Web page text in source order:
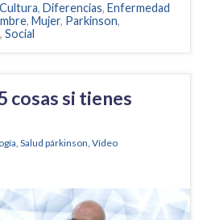
Cultura, Diferencias, Enfermedad
, Mujer, Parkinson,
, Social
cosas si tienes
, Salud párkinson, Vídeo